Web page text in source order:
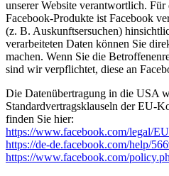
unserer Website verantwortlich.
Facebook-Produkte ist Facebook
(z. B. Auskunftsersuchen)
verarbeiteten Daten können Sie
machen. Wenn Sie die
sind wir verpflichtet, diese an
Die Datenübertragung in die USA
Standardvertragsklauseln der EU-
finden Sie hier:
https://www.facebook.com/legal/
https://de-de.facebook.com/help/
https://www.facebook.com/